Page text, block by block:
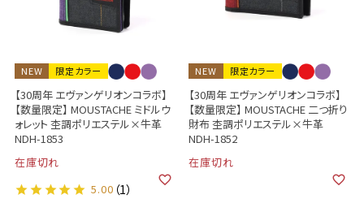
NEW 限定カラー
【30周年 エヴァンゲリオンコラボ】
【数量限定】 MOUSTACHE ミドルウ
ォレット 杢調ポリエステル×牛革
NDH-1853
在庫切れ
5.00 （1）
NEW 限定カラー
【30周年 エヴァンゲリオンコラボ】
【数量限定】 MOUSTACHE 二つ折り
財布 杢調ポリエステル×牛革
NDH-1852
在庫切れ